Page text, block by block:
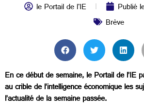
le Portail de l'IE Publié
Brève
En ce début de semaine, le Portail de l’IE
au crible de l’intelligence économique les
l’actualité de la semaine passée.